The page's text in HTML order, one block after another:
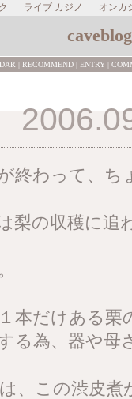
ライブ カジノ オンカ
caveblog
| RECOMMEND| ENTRY|
終わって、
梨の収穫に追
本だけある栗
る為、器や母
、この渋皮